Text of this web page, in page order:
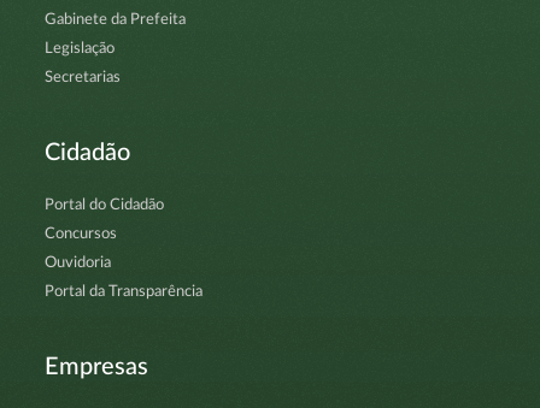
Gabinete da Prefeita
Legislação
Secretarias
Cidadão
Portal do Cidadão
Concursos
Ouvidoria
Portal da Transparência
Empresas